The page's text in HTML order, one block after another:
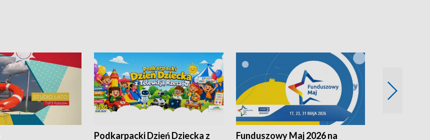
Podkarpacki Dzień Dziecka z Funduszowy Maj 2026 na